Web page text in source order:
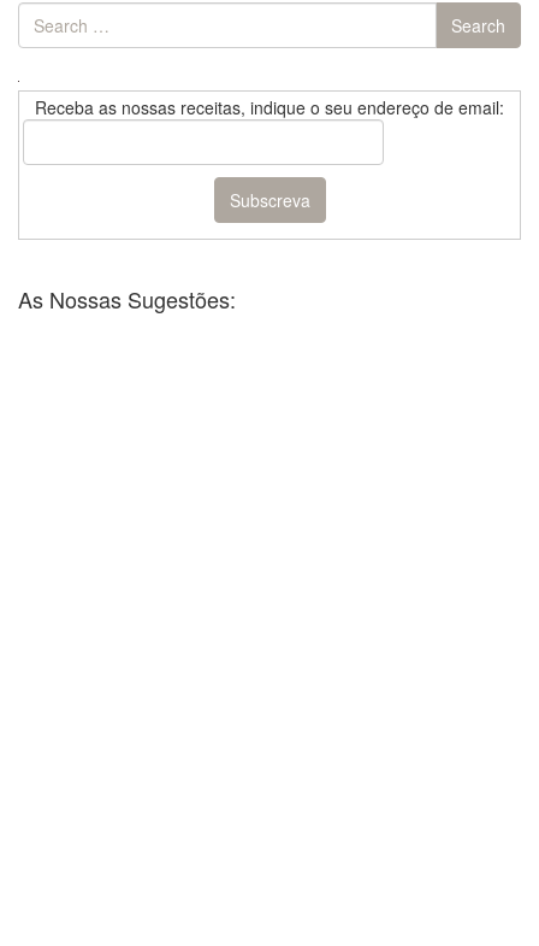
Search
for:
Search
Receba as nossas receitas, indique o seu endereço de email:
As Nossas Sugestões: